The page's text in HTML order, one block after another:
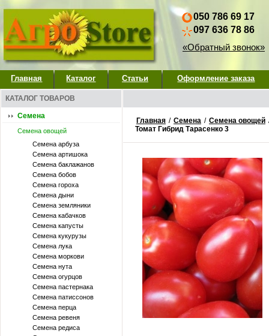
050 786 69 17
097 636 78 86
«Обратный звонок»
Главная Каталог Статьи Оформление заказа
КАТАЛОГ ТОВАРОВ
Семена
Семена овощей
Семена арбуза
Семена артишока
Семена баклажанов
Семена бобов
Семена гороха
Семена дыни
Семена земляники
Семена кабачков
Семена капусты
Семена кукурузы
Семена лука
Семена моркови
Семена нута
Семена огурцов
Семена пастернака
Семена патиссонов
Семена перца
Семена ревеня
Семена редиса
Главная / Семена / Семена овощей
Томат Гибрид Тарасенко 3